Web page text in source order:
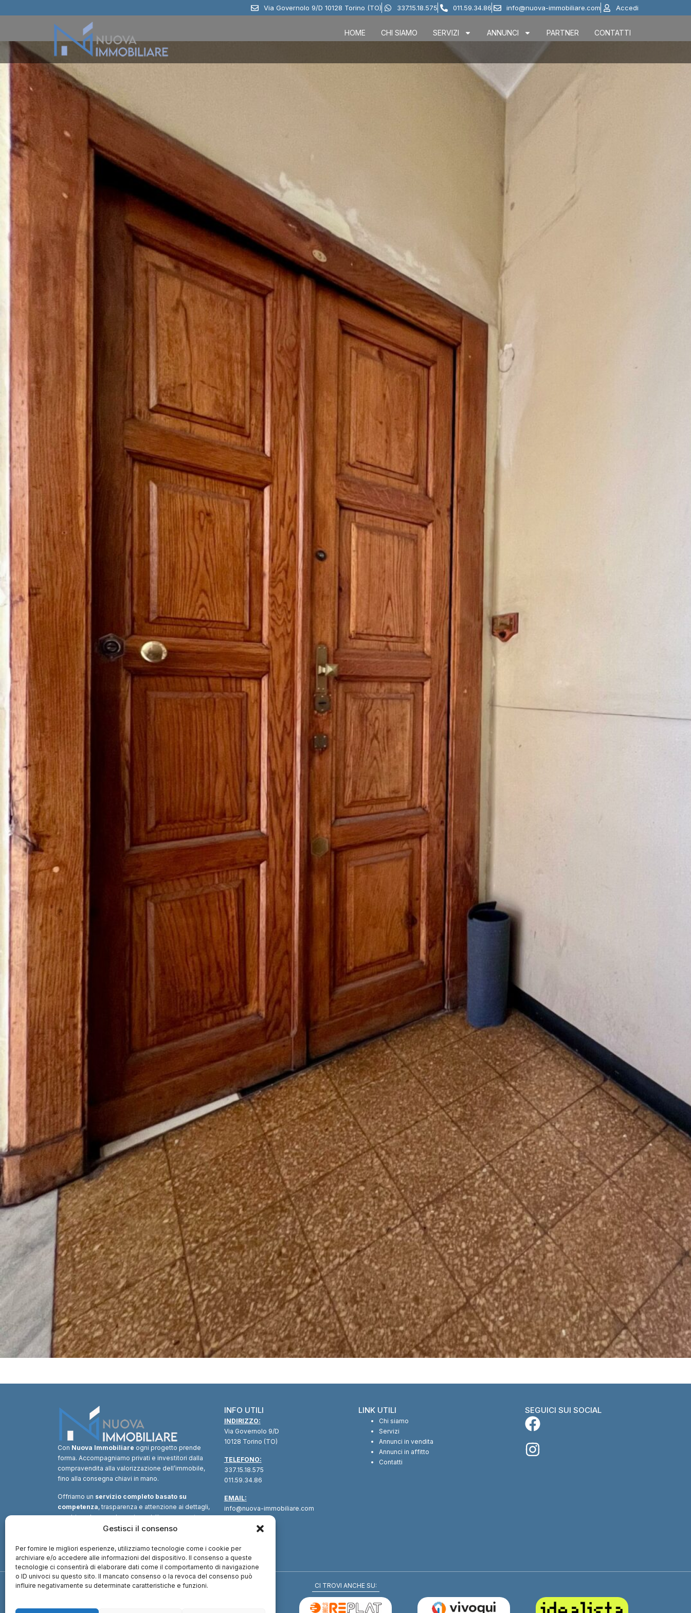
Gestisci il consenso
Per fornire le migliori esperienze, utilizziamo tecnologie come i cookie per
archiviare e/o accedere alle informazioni del dispositivo. Il consenso a queste
tecnologie ci consentirà di elaborare dati come il comportamento di navigazione
o ID univoci su questo sito. Il mancato consenso o la revoca del consenso può
influire negativamente su determinate caratteristiche e funzioni.
Via Governolo 9/D 10128 Torino (TO) 337.15.18.575 011.59.34.86 info@nuova-immobiliare.com Accedi
HOME CHI SIAMO SERVIZI ANNUNCI PARTNER CONTATTI
Con Nuova Immobiliare ogni progetto prende
forma. Accompagniamo privati e investitori dalla
compravendita alla valorizzazione dell’immobile,
fino alla consegna chiavi in mano.
Offriamo un servizio completo basato su
competenza, trasparenza e attenzione ai dettagli,
combinando consulenza immobiliare, supporto
tecnico e soluzioni finanziarie.Un unico
valore.
INFO UTILI
INDIRIZZO:
Via Governolo 9/D
10128 Torino (TO)
TELEFONO:
337.15.18.575
011.59.34.86
EMAIL:
info@nuova-immobiliare.com
LINK UTILI
Chi siamo
Servizi
Annunci in vendita
Annunci in affitto
Contatti
SEGUICI SUI SOCIAL
CI TROVI ANCHE SU: